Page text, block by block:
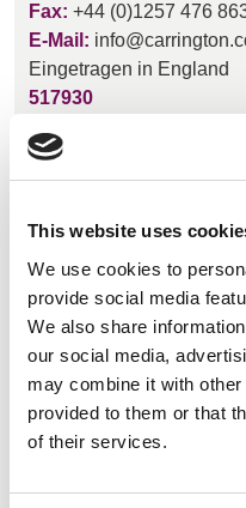
This website uses
We use cookies to
provide social media
We also share
our social media,
may combine it with
provided to them or that
of their services.
Fax: +44 (0)1257 476
E-Mail:
Eingetragen in England
517930
787439176